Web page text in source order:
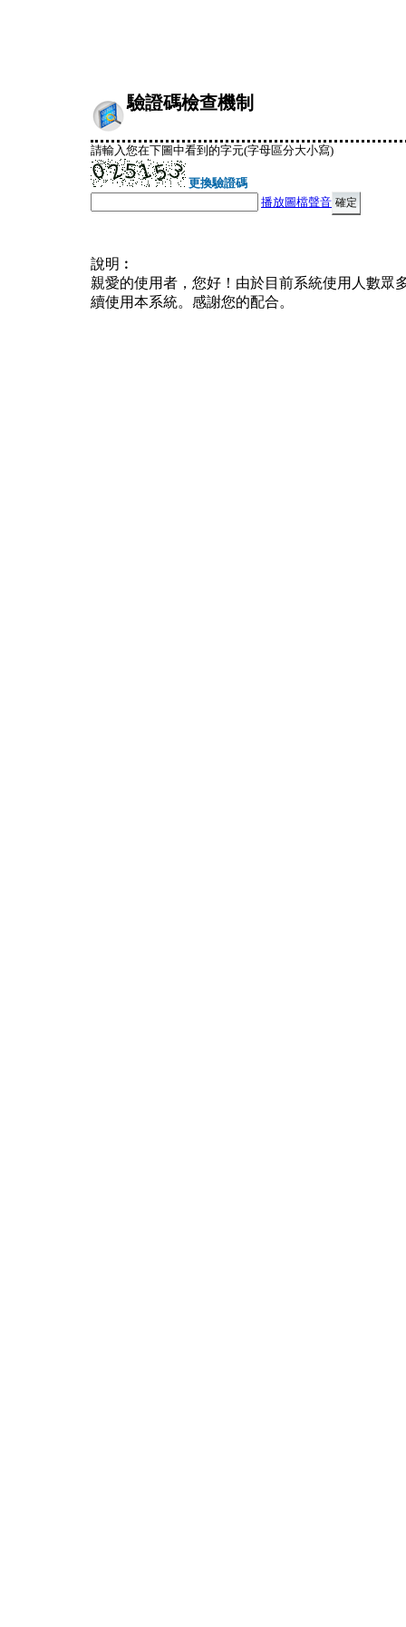
驗證碼檢查機制
請輸入您在下圖中看到的字元(字母區分大小寫)
更換驗證碼
播放圖檔聲音
說明︰
親愛的使用者，您好！由於目前系統使用人數眾
續使用本系統。感謝您的配合。